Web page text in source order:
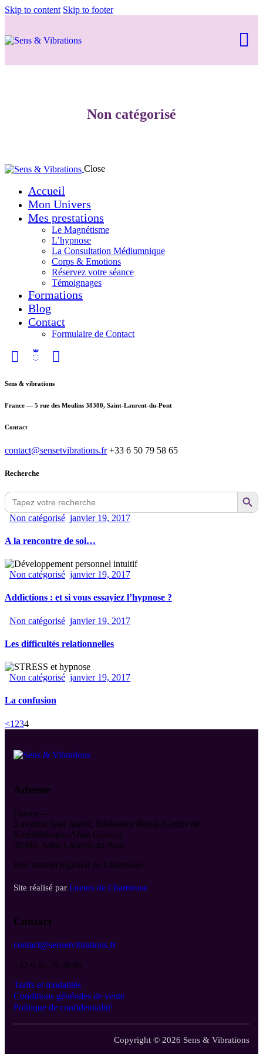
Skip to content Skip to footer
Non catégorisé
Close
Accueil
Mon Univers
Mes prestations
Le Magnétisme
L’hypnose
La Consultation Médiumnique
Corps & Emotions
Réservez votre séance
Témoignages
Formations
Blog
Contact
Formulaire de Contact
Sens & vibrations
France — 5 rue des Moulins 38380, Saint-Laurent-du-Pont
Contact
contact@sensetvibrations.fr+33 6 50 79 58 65
Recherche
Search
for:
Search Button
Non catégorisé janvier 19, 2017
A la rencontre de soi…
Non catégorisé janvier 19, 2017
Addictions : et si vous essayiez l’hypnose ?
Non catégorisé janvier 19, 2017
Les difficultés relationnelles
Non catégorisé janvier 19, 2017
La confusion
<1 234
Adresse
France —
5 avenue Jean Jaurès, Résidence Bonal (Centre de
Kinésithérapie-Alina Garcea)
38380, Saint-Laurent-du-Pont
Parc naturel régional de Chartreuse
Site réalisé par Lueurs de Chartreuse
Contact
contact@sensetvibrations.fr
+33 6 50 79 58 65
Tarifs et modalités
Conditions générales de vente
Politique de confidentialité
Copyright © 2026 Sens & Vibrations